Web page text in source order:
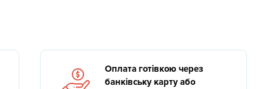
Оплата готівкою через
банківську карту або